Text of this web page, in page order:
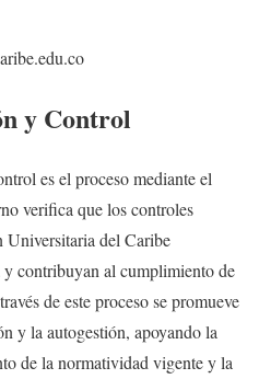
y Control
es el proceso mediante el
verifica que los controles
Universitaria del Caribe
y contribuyan al cumplimiento de
de este proceso se promueve
y la autogestión, apoyando la
de la normatividad vigente y la